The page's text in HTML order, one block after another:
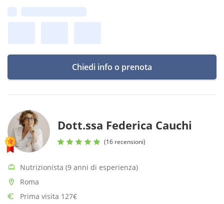
Chiedi info o prenota
Dott.ssa Federica Cauchi
(16 recensioni)
Nutrizionista (9 anni di esperienza)
Roma
Prima visita 127€